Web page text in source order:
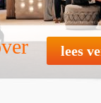
lees